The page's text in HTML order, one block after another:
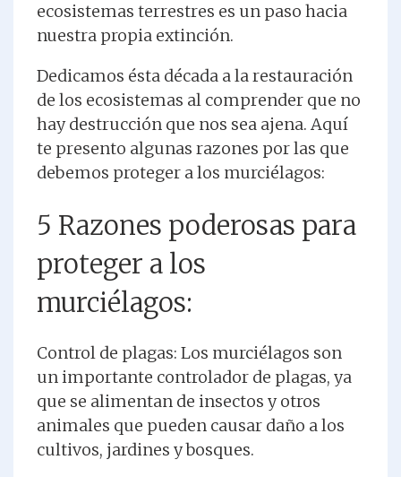
ecosistemas terrestres es un paso hacia
nuestra propia extinción.
Dedicamos ésta década a la restauración
de los ecosistemas al comprender que no
hay destrucción que nos sea ajena. Aquí
te presento algunas razones por las que
debemos proteger a los murciélagos:
5 Razones poderosas para
proteger a los
murciélagos:
Control de plagas: Los murciélagos son
un importante controlador de plagas, ya
que se alimentan de insectos y otros
animales que pueden causar daño a los
cultivos, jardines y bosques.